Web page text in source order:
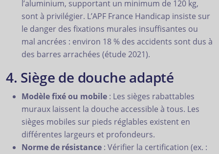
l’aluminium, supportant un minimum de 120 kg,
sont à privilégier. L’APF France Handicap insiste sur
le danger des fixations murales insuffisantes ou
mal ancrées : environ 18 % des accidents sont dus à
des barres arrachées (étude 2021).
4. Siège de douche adapté
Modèle fixé ou mobile : Les sièges rabattables
muraux laissent la douche accessible à tous. Les
sièges mobiles sur pieds réglables existent en
différentes largeurs et profondeurs.
Norme de résistance : Vérifier la certification (ex. :